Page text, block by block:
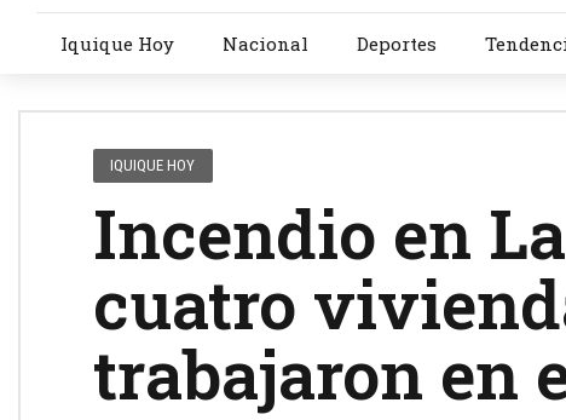
Iquique Hoy Nacional Deportes
IQUIQUE HOY
Incendio en
cuatro
trabajaron en